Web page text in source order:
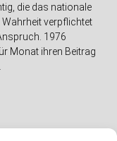
die das nationale
Wahrheit verpflichtet
1976
Monat ihren Beitrag